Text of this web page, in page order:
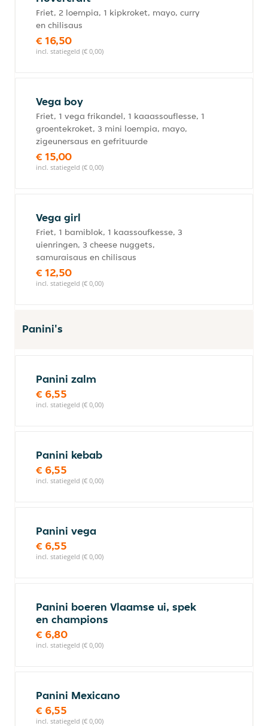
Friet, 2 loempia, 1 kipkroket, mayo, curry
en chilisaus
€ 16,50
incl. statiegeld (€ 0,00)
Vega boy
Friet, 1 vega frikandel, 1 kaaassouflesse, 1
groentekroket, 3 mini loempia, mayo,
zigeunersaus en gefrituurde
€ 15,00
incl. statiegeld (€ 0,00)
Vega girl
Friet, 1 bamiblok, 1 kaassoufkesse, 3
uienringen, 3 cheese nuggets,
samuraisaus en chilisaus
€ 12,50
incl. statiegeld (€ 0,00)
Panini's
Panini zalm
€ 6,55
incl. statiegeld (€ 0,00)
Panini kebab
€ 6,55
incl. statiegeld (€ 0,00)
Panini vega
€ 6,55
incl. statiegeld (€ 0,00)
Panini boeren Vlaamse ui, spek
en champions
€ 6,80
incl. statiegeld (€ 0,00)
Panini Mexicano
€ 6,55
incl. statiegeld (€ 0,00)